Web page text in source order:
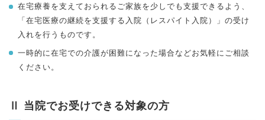
在宅療養を支えておられるご家族を少しでも支援できるよう、
「在宅医療の継続を支援する入院（レスパイト入院）」の受け
入れを行うものです。
一時的に在宅での介護が困難になった場合などお気軽にご相談
ください。
Ⅱ 当院でお受けできる対象の方